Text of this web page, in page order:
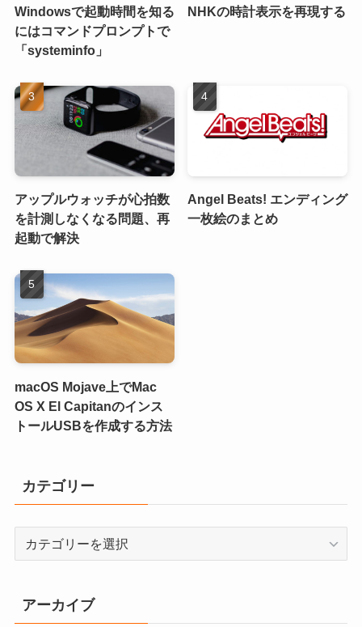
Windowsで起動時間を知る
にはコマンドプロンプトで
「systeminfo」
NHKの時計表示を再現する
アップルウォッチが心拍数
を計測しなくなる問題、再
起動で解決
Angel Beats! エンディング
一枚絵のまとめ
macOS Mojave上でMac
OS X El Capitanのインス
トールUSBを作成する方法
カテゴリー
リ
ー
アーカイブ